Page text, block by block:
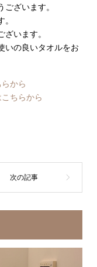
ざいます。
います。
いの良いタオルをお
から
ちらから